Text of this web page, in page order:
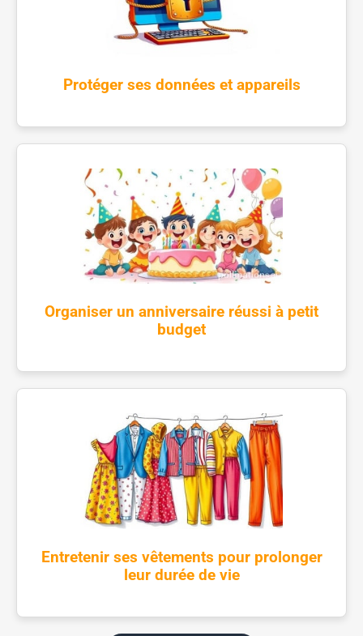
Protéger ses données et appareils
Organiser un anniversaire réussi à petit
budget
Entretenir ses vêtements pour prolonger
leur durée de vie